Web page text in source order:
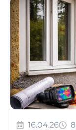
16.04.26